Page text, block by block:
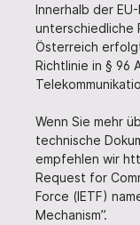
Innerhalb der
unterschiedliche
Österreich
Richtlinie in § 96
Wenn Sie mehr
technische
empfehlen wir
Request for
Force (IETF)
Mechanism”.